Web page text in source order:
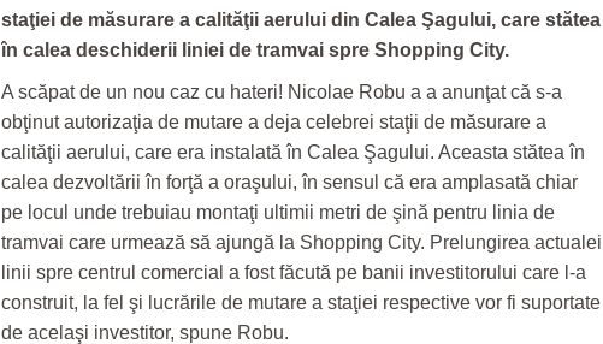
staţiei de măsurare a calităţii aerului din Calea Şagului, care stătea
în calea deschiderii liniei de tramvai spre Shopping City.
A scăpat de un nou caz cu hateri! Nicolae Robu a a anunţat că s-a
obţinut autorizaţia de mutare a deja celebrei staţii de măsurare a
calităţii aerului, care era instalată în Calea Şagului. Aceasta stătea în
calea dezvoltării în forţă a oraşului, în sensul că era amplasată chiar
pe locul unde trebuiau montaţi ultimii metri de şină pentru linia de
tramvai care urmează să ajungă la Shopping City. Prelungirea actualei
linii spre centrul comercial a fost făcută pe banii investitorului care l-a
construit, la fel şi lucrările de mutare a staţiei respective vor fi suportate
de acelaşi investitor, spune Robu.